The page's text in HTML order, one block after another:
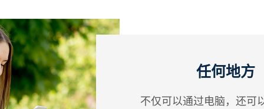
任何地方
不仅可以通过电脑，还可